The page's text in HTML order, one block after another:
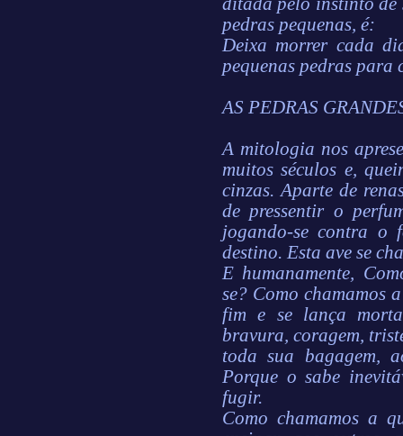
pedras pequenas, é:
Deixa morrer cada
pequenas pedras para
AS PEDRAS
A mitologia nos
muitos séculos e,
cinzas. Aparte de
de pressentir o
jogando-se contra o
destino. Esta ave se
E humanamente,
se? Como chamamos
fim e se lança
bravura, coragem,
toda sua bagagem,
Porque o sabe
fugir.
Como chamamos a